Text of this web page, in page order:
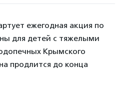
ежегодная акция по
для детей с тяжелыми
Крымского
продлится до конца